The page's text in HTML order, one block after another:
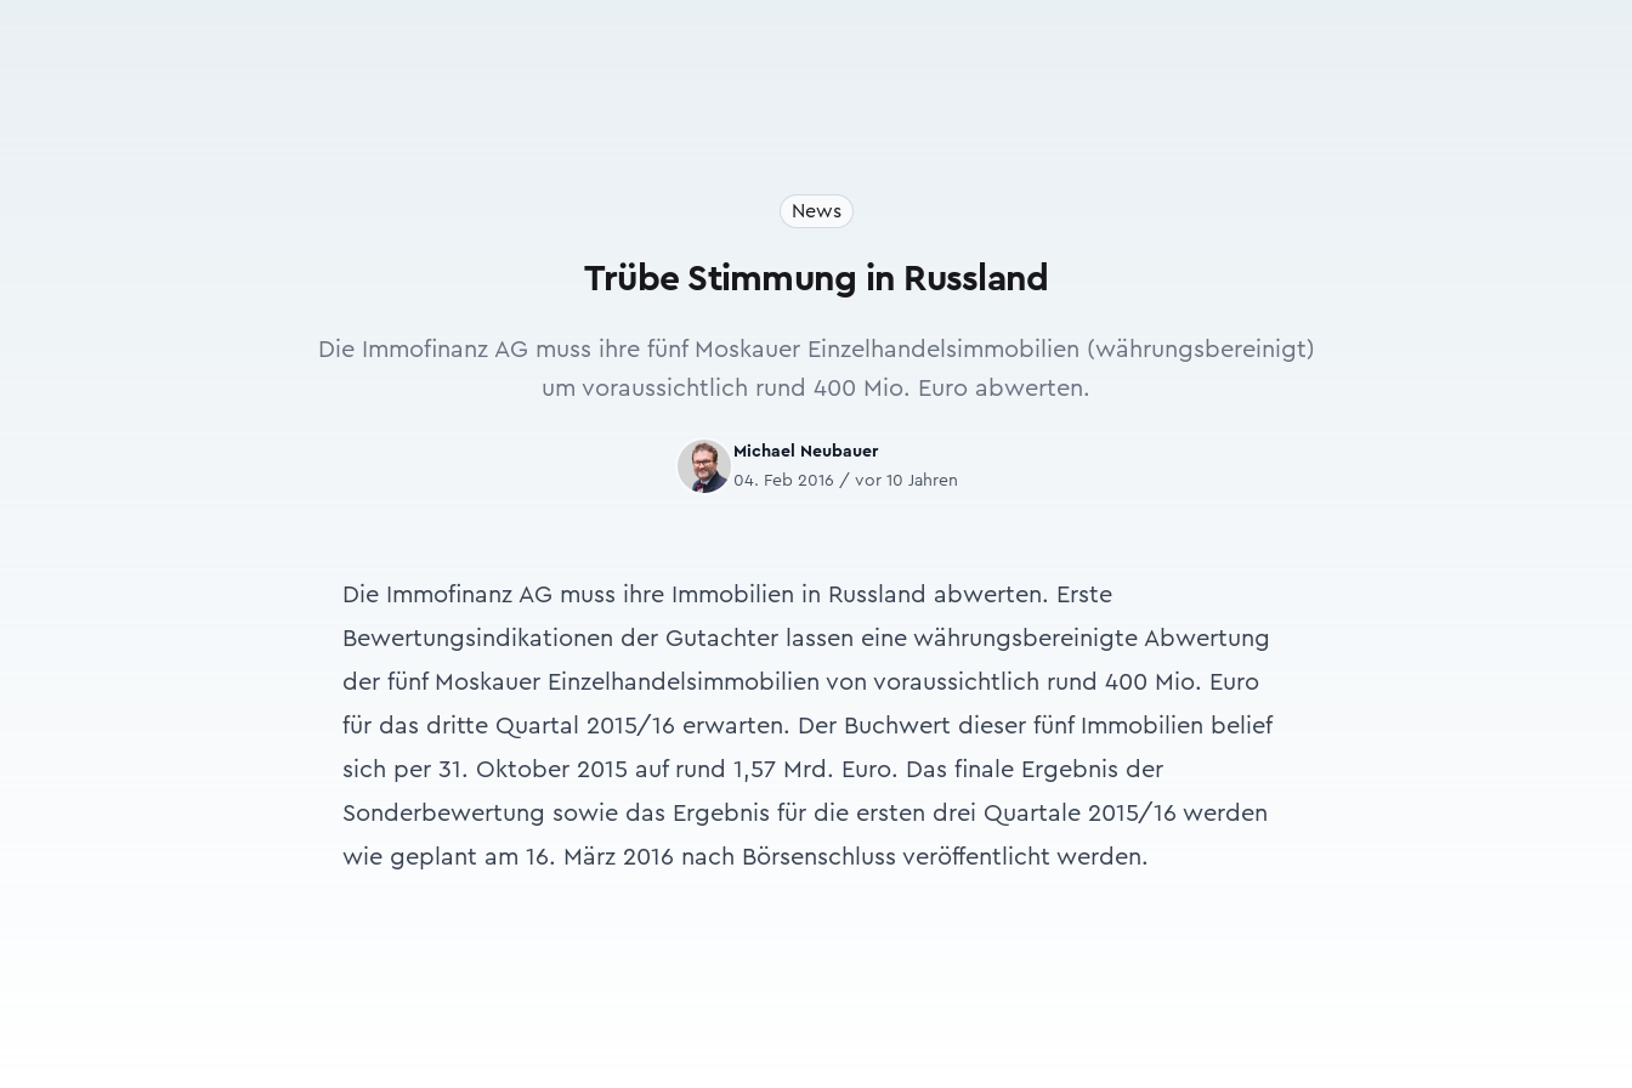
News
Trübe Stimmung in Russland
Die Immofinanz AG muss ihre fünf Moskauer Einzelhandelsimmobilien (währungsbereinigt)
um voraussichtlich rund 400 Mio. Euro abwerten.
Michael Neubauer
04. Feb 2016 / vor 10 Jahren
Die Immofinanz AG muss ihre Immobilien in Russland abwerten. Erste
Bewertungsindikationen der Gutachter lassen eine währungsbereinigte Abwertung
der fünf Moskauer Einzelhandelsimmobilien von voraussichtlich rund 400 Mio. Euro
für das dritte Quartal 2015/16 erwarten. Der Buchwert dieser fünf Immobilien belief
sich per 31. Oktober 2015 auf rund 1,57 Mrd. Euro. Das finale Ergebnis der
Sonderbewertung sowie das Ergebnis für die ersten drei Quartale 2015/16 werden
wie geplant am 16. März 2016 nach Börsenschluss veröffentlicht werden.